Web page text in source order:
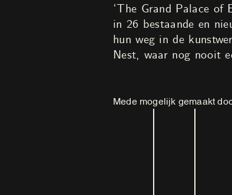
‘The Grand Palace
in 26 bestaande en
hun weg in de
Nest, waar nog nooit
Mede mogelijk gemaakt